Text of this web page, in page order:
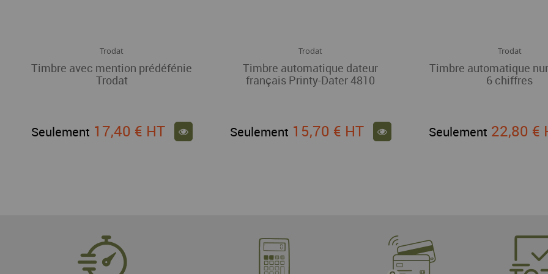
Trodat
Timbre avec mention prédéfénie
Trodat
Seulement 17,40 € HT
Trodat
Timbre automatique dateur
français Printy-Dater 4810
Seulement 15,70 € HT
Trodat
Timbre automatique
6 chiffres
Seulement 22,80 €